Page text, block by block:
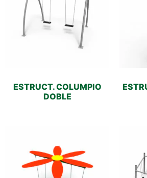
ESTRUCT. COLUMPIO
DOBLE